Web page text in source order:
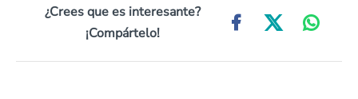
¿Crees que es interesante?
¡Compártelo!